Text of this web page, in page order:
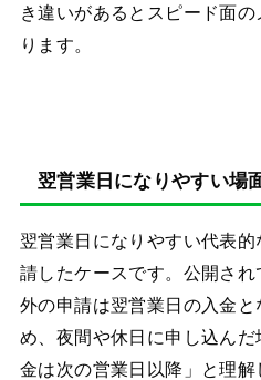
き違いがあるとスピード面
ります。
翌営業日になりやすい場
翌営業日になりやすい代表
請したケースです。公開さ
外の申請は翌営業日の入金
め、夜間や休日に申し込ん
金は次の営業日以降」と理解